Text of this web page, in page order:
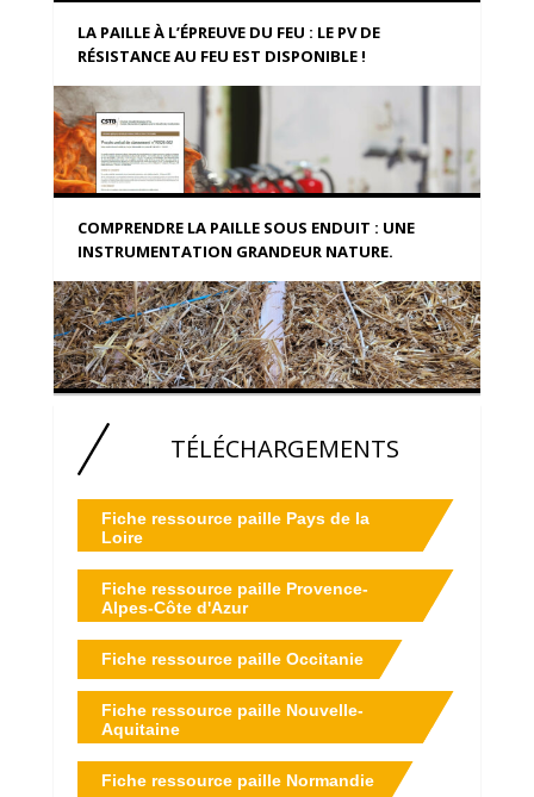
LA PAILLE À L’ÉPREUVE DU FEU : LE PV DE
RÉSISTANCE AU FEU EST DISPONIBLE !
COMPRENDRE LA PAILLE SOUS ENDUIT : UNE
INSTRUMENTATION GRANDEUR NATURE.
TÉLÉCHARGEMENTS
Fiche ressource paille Pays de la
Loire
Fiche ressource paille Provence-
Alpes-Côte d'Azur
Fiche ressource paille Occitanie
Fiche ressource paille Nouvelle-
Aquitaine
Fiche ressource paille Normandie